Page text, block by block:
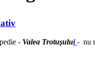
- Valea Trotuşului - nu